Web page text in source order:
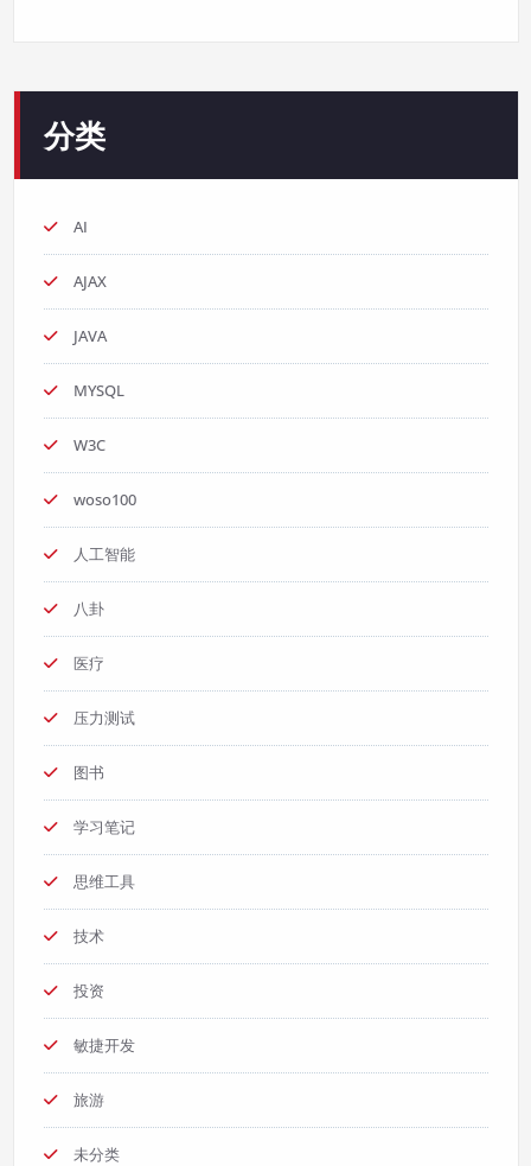
分类
AI
AJAX
JAVA
MYSQL
W3C
woso100
人工智能
八卦
医疗
压力测试
图书
学习笔记
思维工具
技术
投资
敏捷开发
旅游
未分类